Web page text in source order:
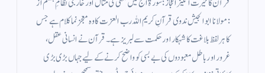
: مولانا ابو الجیش ندوی قرآنِ کریم اللہ رب العزت کا وہ معجز نما کلام ہے جس
کا ہر لفظ بلاغت کا شہکار اور حکمت سے لبریز ہے۔ قرآن نے انسانی عقل،
غرور اور باطل معبودوں کی بے بسی کو واضح کرنے کے لیے جہاں بڑی بڑی